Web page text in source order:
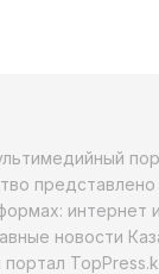
интернет
новости